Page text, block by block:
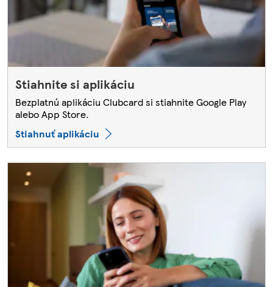
Stiahnite si aplikáciu
Bezplatnú aplikáciu Clubcard si stiahnite Google Play
alebo App Store.
Stiahnuť aplikáciu